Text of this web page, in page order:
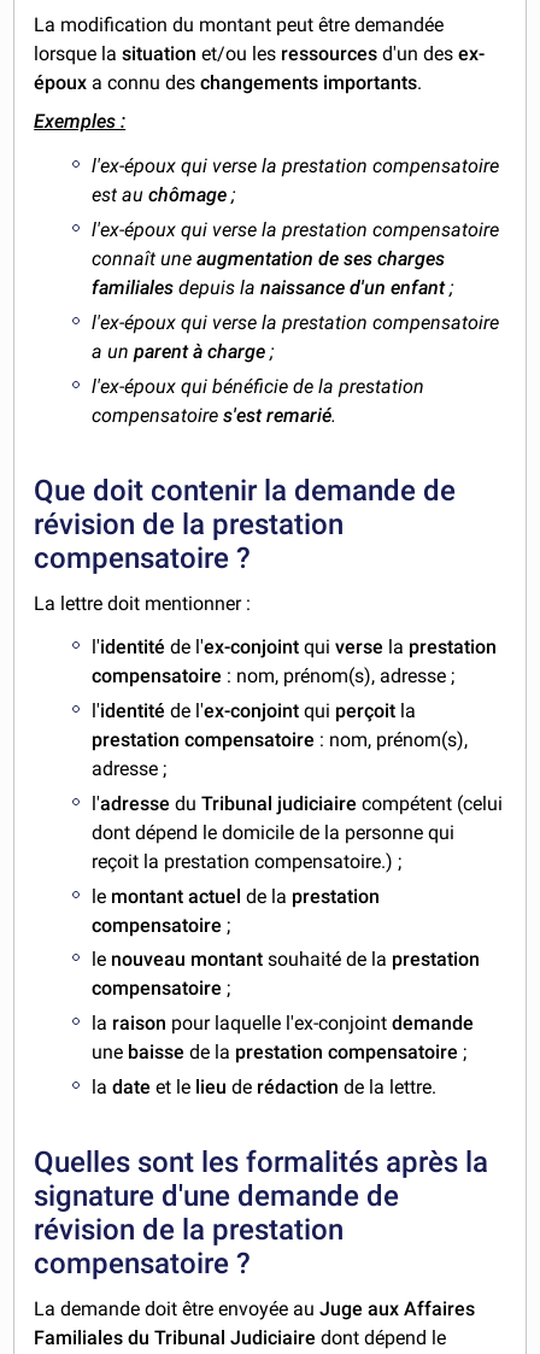
La modification du montant peut être demandée
lorsque lasituationet/ou les ressourcesd'un des ex-
époux a connu deschangements importants.
Exemples :
l'ex-époux qui verse la prestation compensatoire
est au chômage;
l'ex-époux qui verse la prestation compensatoire
connaît une augmentation de ses charges
familialesdepuis la naissance d'un enfant;
l'ex-époux qui verse la prestation compensatoire
a un parent à charge;
l'ex-époux qui bénéficie de la prestation
compensatoires'est remarié.
Que doit contenir la demande de
révision de la prestation
compensatoire ?
La lettre doit mentionner :
l'identité de l'ex-conjointquiverse la prestation
compensatoire : nom, prénom(s), adresse ;
l'identitéde l'ex-conjoint qui perçoit la
prestation compensatoire : nom, prénom(s),
adresse ;
l'adresse du Tribunal judiciaire compétent (celui
dont dépend le domicile de la personne qui
reçoit la prestation compensatoire.) ;
le montant actuelde la prestation
compensatoire ;
le nouveau montantsouhaité de la prestation
compensatoire ;
la raison pour laquelle l'ex-conjointdemande
une baissede la prestation compensatoire ;
ladate et le lieu de rédactionde la lettre.
Quelles sont les formalités après la
signature d'une demande de
révision de la prestation
compensatoire ?
La demande doit être envoyée auJuge aux Affaires
Familiales du Tribunal Judiciairedont dépend le